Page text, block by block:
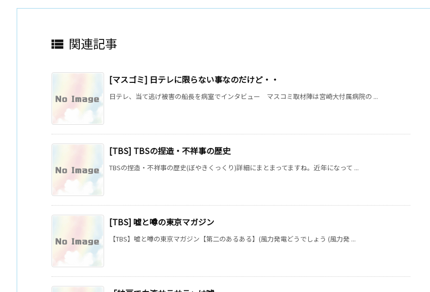
 関連記事
[マスゴミ] 日テレに限らない事なのだけど・・
日テレ、当て逃げ被害の船長を病室でインタビュー マスコミ取材陣は宮崎大付属病院の ...
[TBS] TBSの捏造・不祥事の歴史
TBSの捏造・不祥事の歴史(ぼやきくっくり)詳細にまとまってますね。近年になって ...
[TBS] 嘘と噂の東京マガジン
【TBS】嘘と噂の東京マガジン【第二のあるある】(風力発電どうでしょう (風力発 ...